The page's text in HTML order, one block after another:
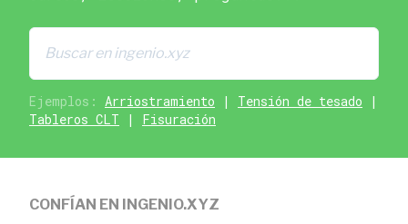
Ejemplos: Arriostramiento | Tensión de tesado |
Tableros CLT | Fisuración
CONFÍAN EN INGENIO.XYZ